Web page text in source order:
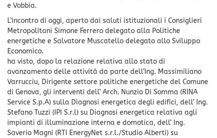
e Vobbia.
L’incontro di oggi, aperto dai saluti istituzionali i Consiglieri
Metropolitani Simone Ferrero delegato alla Politiche
energetiche e Salvatore Muscatello delegato allo Sviluppo
Economico.
ha visto, dopo la relazione relativa allo stato di
avanzamento delle attività da parte dell’Ing. Massimiliano
Varrucciu, Dirigente settore politiche energetiche del Comune
di Genova, gli interventi dell’ Arch. Nunzio Di Somma (RINA
Service S.p.A) sulla Diagnosi energetica degli edifici, dell’ Ing.
Stefano Tuzzi (IPI S.r.l) su Diagnosi energetica relativa agli
impianti di illuminazione interna e domotica, dell’ Ing.
Saverio Magni (RTI EnergyNet s.r.l./Studio Alberti) su